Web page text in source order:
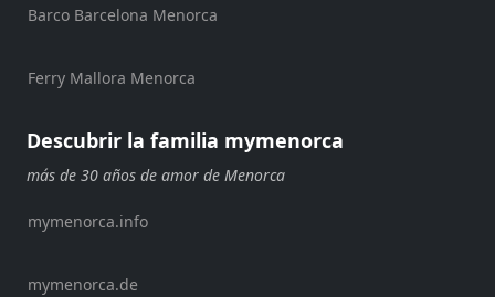
anuales
Submit
Barco Barcelona Menorca
Ferry Mallora Menorca
Descubrir la familia mymenorca
más de 30 años de amor de Menorca
mymenorca.info
mymenorca.de